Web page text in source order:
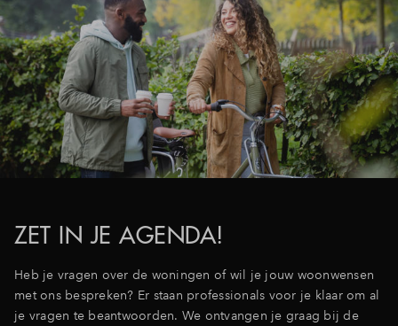
ZET IN JE AGENDA!
Heb je vragen over de woningen of wil je jouw woonwensen
met ons bespreken? Er staan professionals voor je klaar om al
je vragen te beantwoorden. We ontvangen je graag bij de